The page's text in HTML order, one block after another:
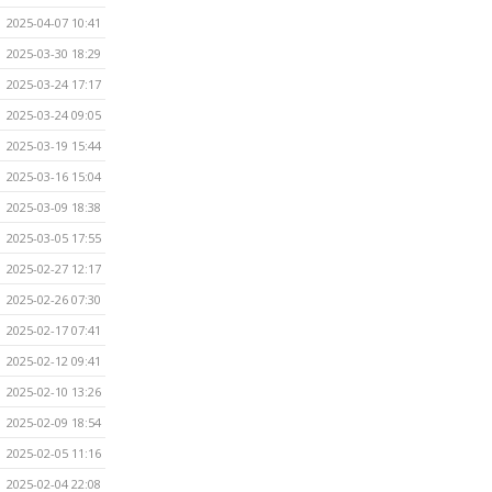
2025-04-07 10:41
2025-03-30 18:29
2025-03-24 17:17
2025-03-24 09:05
2025-03-19 15:44
2025-03-16 15:04
2025-03-09 18:38
2025-03-05 17:55
2025-02-27 12:17
2025-02-26 07:30
2025-02-17 07:41
2025-02-12 09:41
2025-02-10 13:26
2025-02-09 18:54
2025-02-05 11:16
2025-02-04 22:08